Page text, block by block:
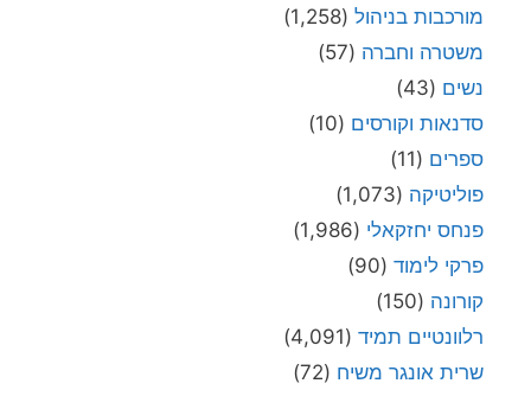
מורכבות בניהול (1,258)
משטרה וחברה (57)
נשים (43)
סדנאות וקורסים (10)
ספרים (11)
פוליטיקה (1,073)
פנחס יחזקאלי (1,986)
פרקי לימוד (90)
קורונה (150)
רלוונטיים תמיד (4,091)
שרית אונגר משיח (72)